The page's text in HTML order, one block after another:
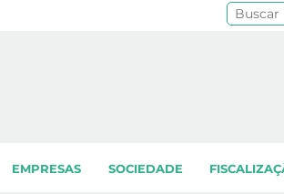
EMPRESAS SOCIEDADE